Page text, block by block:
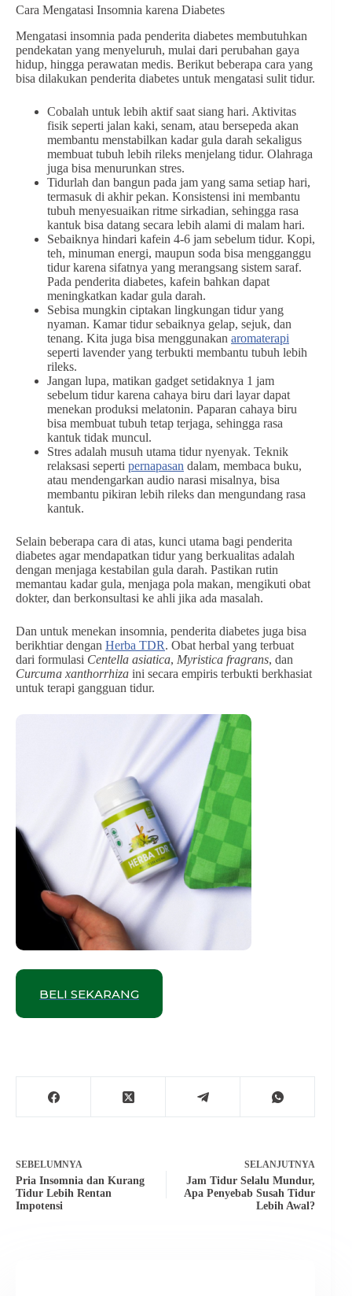
Cara Mengatasi Insomnia karena Diabetes
Mengatasi insomnia pada penderita diabetes membutuhkan
pendekatan yang menyeluruh, mulai dari perubahan gaya
hidup, hingga perawatan medis. Berikut beberapa cara yang
bisa dilakukan penderita diabetes untuk mengatasi sulit tidur.
Cobalah untuk lebih aktif saat siang hari. Aktivitas
fisik seperti jalan kaki, senam, atau bersepeda akan
membantu menstabilkan kadar gula darah sekaligus
membuat tubuh lebih rileks menjelang tidur. Olahraga
juga bisa menurunkan stres.
Tidurlah dan bangun pada jam yang sama setiap hari,
termasuk di akhir pekan. Konsistensi ini membantu
tubuh menyesuaikan ritme sirkadian, sehingga rasa
kantuk bisa datang secara lebih alami di malam hari.
Sebaiknya hindari kafein 4-6 jam sebelum tidur. Kopi,
teh, minuman energi, maupun soda bisa mengganggu
tidur karena sifatnya yang merangsang sistem saraf.
Pada penderita diabetes, kafein bahkan dapat
meningkatkan kadar gula darah.
Sebisa mungkin ciptakan lingkungan tidur yang
nyaman. Kamar tidur sebaiknya gelap, sejuk, dan
tenang. Kita juga bisa menggunakan aromaterapi
seperti lavender yang terbukti membantu tubuh lebih
rileks.
Jangan lupa, matikan gadget setidaknya 1 jam
sebelum tidur karena cahaya biru dari layar dapat
menekan produksi melatonin. Paparan cahaya biru
bisa membuat tubuh tetap terjaga, sehingga rasa
kantuk tidak muncul.
Stres adalah musuh utama tidur nyenyak. Teknik
relaksasi seperti pernapasan dalam, membaca buku,
atau mendengarkan audio narasi misalnya, bisa
membantu pikiran lebih rileks dan mengundang rasa
kantuk.
Selain beberapa cara di atas, kunci utama bagi penderita
diabetes agar mendapatkan tidur yang berkualitas adalah
dengan menjaga kestabilan gula darah. Pastikan rutin
memantau kadar gula, menjaga pola makan, mengikuti obat
dokter, dan berkonsultasi ke ahli jika ada masalah.
Dan untuk menekan insomnia, penderita diabetes juga bisa
berikhtiar dengan Herba TDR. Obat herbal yang terbuat
dari formulasi Centella asiatica, Myristica fragrans, dan
Curcuma xanthorrhiza ini secara empiris terbukti berkhasiat
untuk terapi gangguan tidur.
BELI SEKARANG
SEBELUMNYA
Pria Insomnia dan Kurang
Tidur Lebih Rentan
Impotensi
SELANJUTNYA
Jam Tidur Selalu Mundur,
Apa Penyebab Susah Tidur
Lebih Awal?